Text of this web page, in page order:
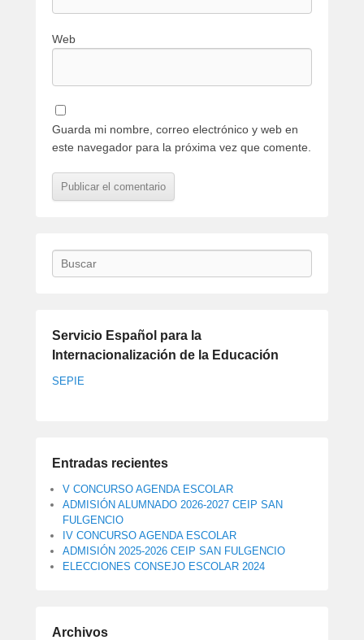
Web
Guarda mi nombre, correo electrónico y web en
este navegador para la próxima vez que comente.
Buscar
Servicio Español para la
Internacionalización de la Educación
SEPIE
Entradas recientes
V CONCURSO AGENDA ESCOLAR
ADMISIÓN ALUMNADO 2026-2027 CEIP SAN
FULGENCIO
IV CONCURSO AGENDA ESCOLAR
ADMISIÓN 2025-2026 CEIP SAN FULGENCIO
ELECCIONES CONSEJO ESCOLAR 2024
Archivos